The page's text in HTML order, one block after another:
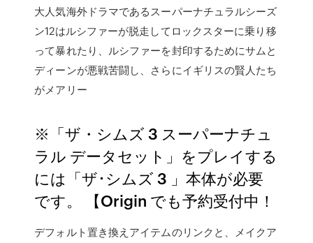
大人気海外ドラマであるスーパーナチュラルシーズ
ン12はルシファーが脱走してロックスターに乗り移
って暴れたり、ルシファーを封印するためにサムと
ディーンが悪戦苦闘し、さらにイギリスの賢人たち
がメアリー
※「ザ・シムズ 3 スーパーナチュ
ラル データセット」をプレイする
には「ザ･シムズ 3 」本体が必要
です。 【Origin でも予約受付中！
デフォルト置き換えアイテムのリンクと、メイクア